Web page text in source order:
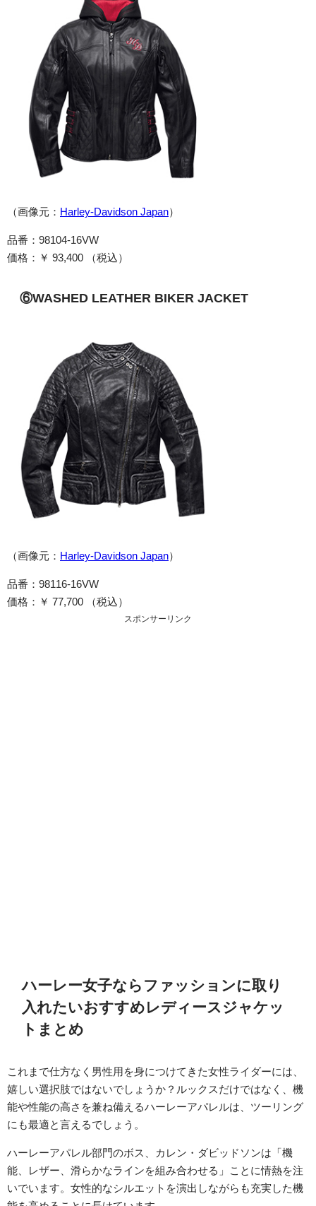
（画像元： Harley-Davidson Japan）
品番：98104-16VW
価格：￥ 93,400 （税込）
⑥WASHED LEATHER BIKER JACKET
（画像元： Harley-Davidson Japan）
品番：98116-16VW
価格：￥ 77,700 （税込）
スポンサーリンク
ハーレー女子ならファッションに取り
入れたいおすすめレディースジャケッ
トまとめ
これまで仕方なく男性用を身につけてきた女性ライダーには、
嬉しい選択肢ではないでしょうか？ルックスだけではなく、機
能や性能の高さを兼ね備えるハーレーアパレルは、ツーリング
にも最適と言えるでしょう。
ハーレーアパレル部門のボス、カレン・ダビッドソンは「機
能、レザー、滑らかなラインを組み合わせる」ことに情熱を注
いでいます。女性的なシルエットを演出しながらも充実した機